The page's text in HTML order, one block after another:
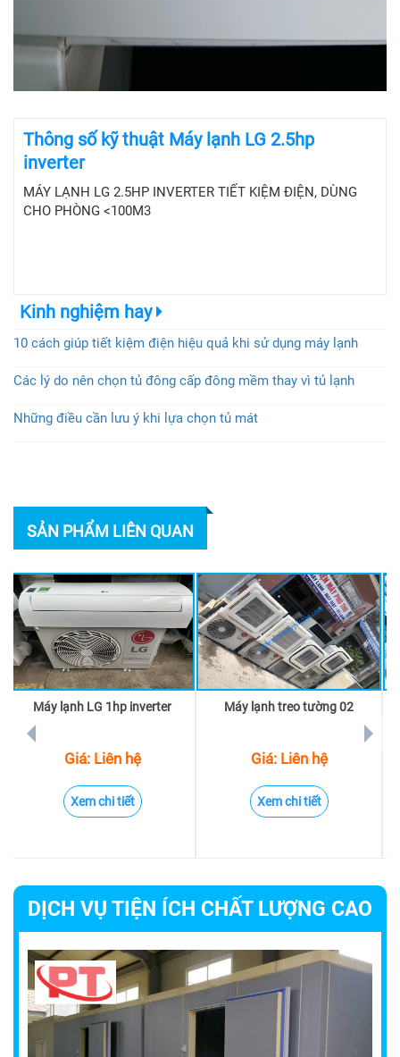
Thông số kỹ thuật Máy lạnh LG 2.5hp
inverter
MÁY LẠNH LG 2.5HP INVERTER TIẾT KIỆM ĐIỆN, DÙNG
CHO PHÒNG <100M3
Kinh nghiệm hay
10 cách giúp tiết kiệm điện hiệu quả khi sử dụng máy lạnh
Các lý do nên chọn tủ đông cấp đông mềm thay vì tủ lạnh
Những điều cần lưu ý khi lựa chọn tủ mát
SẢN PHẨM LIÊN QUAN
Máy lạnh LG 1hp inverter
Giá: Liên hệ
Xem chi tiết
Máy lạnh treo tường 02
Giá: Liên hệ
Xem chi tiết
prev next
DỊCH VỤ TIỆN ÍCH CHẤT LƯỢNG CAO